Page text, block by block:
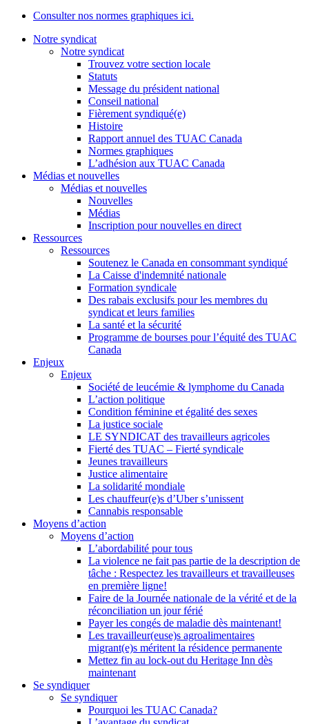
Consulter nos normes graphiques ici.
Notre syndicat
Notre syndicat
Trouvez votre section locale
Statuts
Message du président national
Conseil national
Fièrement syndiqué(e)
Histoire
Rapport annuel des TUAC Canada
Normes graphiques
L’adhésion aux TUAC Canada
Médias et nouvelles
Médias et nouvelles
Nouvelles
Médias
Inscription pour nouvelles en direct
Ressources
Ressources
Soutenez le Canada en consommant syndiqué
La Caisse d'indemnité nationale
Formation syndicale
Des rabais exclusifs pour les membres du
syndicat et leurs families
La santé et la sécurité
Programme de bourses pour l’équité des TUAC
Canada
Enjeux
Enjeux
Société de leucémie & lymphome du Canada
L’action politique
Condition féminine et égalité des sexes
La justice sociale
LE SYNDICAT des travailleurs agricoles
Fierté des TUAC – Fierté syndicale
Jeunes travailleurs
Justice alimentaire
La solidarité mondiale
Les chauffeur(e)s d’Uber s’unissent
Cannabis responsable
Moyens d’action
Moyens d’action
L’abordabilité pour tous
La violence ne fait pas partie de la description de
tâche : Respectez les travailleurs et travailleuses
en première ligne!
Faire de la Journée nationale de la vérité et de la
réconciliation un jour férié
Payer les congés de maladie dès maintenant!
Les travailleur(euse)s agroalimentaires
migrant(e)s méritent la résidence permanente
Mettez fin au lock-out du Heritage Inn dès
maintenant
Se syndiquer
Se syndiquer
Pourquoi les TUAC Canada?